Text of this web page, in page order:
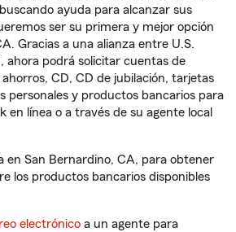
ayuda para alcanzar sus
ser su primera y mejor opción
Gracias a una alianza entre U.S.
ahora podrá solicitar cuentas de
CD, CD de jubilación, tarjetas
personales y productos bancarios para
en línea o a través de su agente local
en San Bernardino, CA, para obtener
los productos bancarios disponibles
electrónico a un agente para